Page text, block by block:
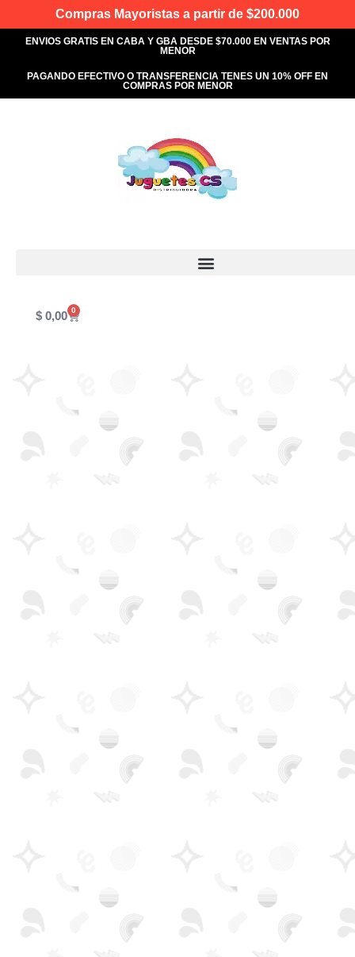
Compras Mayoristas a partir de $200.000
ENVIOS GRATIS EN CABA Y GBA DESDE $70.000 EN VENTAS POR
MENOR
PAGANDO EFECTIVO O TRANSFERENCIA TENES UN 10% OFF EN
COMPRAS POR MENOR
$ 0,00 0